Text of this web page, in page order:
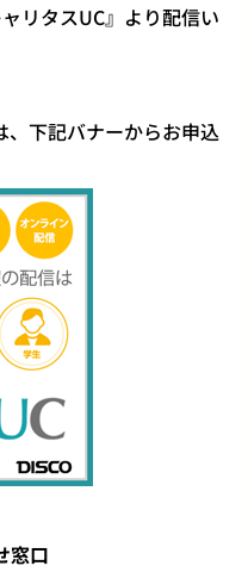
リタスUC』より配信い
、下記バナーからお申込
窓口